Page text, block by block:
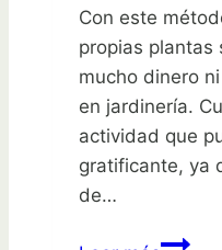
Con este
propias plantas
mucho dinero
en jardinería.
actividad que
gratificante, ya
de…
Cultiva